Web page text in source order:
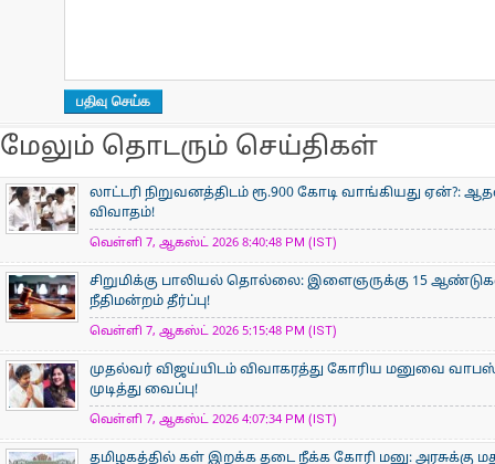
மேலும் தொடரும் செய்திகள்
லாட்டரி நிறுவனத்திடம் ரூ.900 கோடி வாங்கியது ஏன்?:
விவாதம்!
வெள்ளி 7, ஆகஸ்ட் 2026 8:40:48 PM (IST)
சிறுமிக்கு பாலியல் தொல்லை: இளைஞருக்கு 15
நீதிமன்றம் தீர்ப்பு!
வெள்ளி 7, ஆகஸ்ட் 2026 5:15:48 PM (IST)
முதல்வர் விஜய்யிடம் விவாகரத்து கோரிய மனுவை
முடித்து வைப்பு!
வெள்ளி 7, ஆகஸ்ட் 2026 4:07:34 PM (IST)
தமிழகத்தில் கள் இறக்க தடை நீக்க கோரி மனு: அரசுக்கு